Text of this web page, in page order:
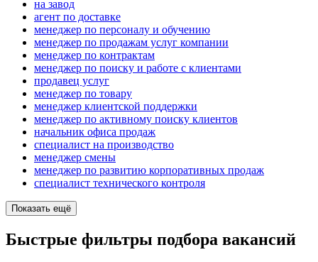
на завод
агент по доставке
менеджер по персоналу и обучению
менеджер по продажам услуг компании
менеджер по контрактам
менеджер по поиску и работе с клиентами
продавец услуг
менеджер по товару
менеджер клиентской поддержки
менеджер по активному поиску клиентов
начальник офиса продаж
специалист на производство
менеджер смены
менеджер по развитию корпоративных продаж
специалист технического контроля
Показать ещё
Быстрые фильтры подбора вакансий